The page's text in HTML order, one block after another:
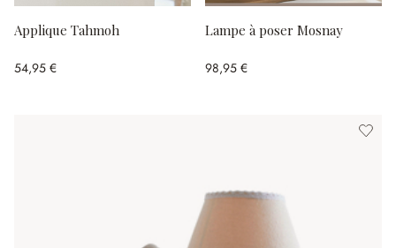
Applique Tahmoh
54,95 €
Lampe à poser Mosnay
98,95 €